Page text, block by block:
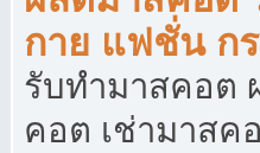
กาย แฟชั่น กร
รับทำมาสคอต
คอต เช่ามาสค